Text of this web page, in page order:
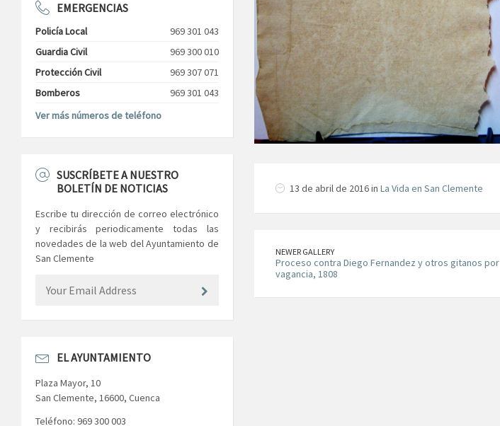
13 de abril de 2016 in La Vida en San Clemente
NEWER GALLERY
Proceso contra Diego Fernandez y otros gitanos por
vagancia, 1808
EMERGENCIAS
Policía Local
969 301 043
Guardia Civil
969 300 010
Protección Civil
969 307 071
Bomberos
969 301 043
Ver más números de teléfono
SUSCRÍBETE A NUESTRO
BOLETÍN DE NOTICIAS
Escribe tu dirección de correo electrónico
y recibirás periodicamente todas las
novedades de la web del Ayuntamiento de
San Clemente
EL AYUNTAMIENTO
Plaza Mayor, 10
San Clemente, 16600, Cuenca
Teléfono: 969 300 003